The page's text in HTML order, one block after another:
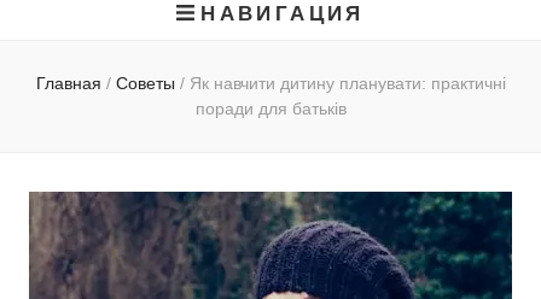
НАВИГАЦИЯ
Главная / Советы / Як навчити дитину планувати: практичні
поради для батьків